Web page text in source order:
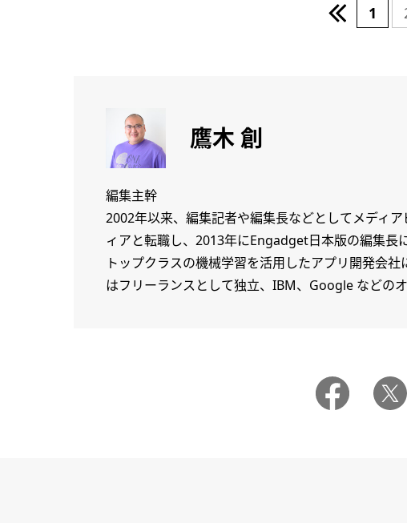
1
鷹木 創
編集主幹
2002年以来、編集記者や編集長などとしてメディ
ィアと転職し、2013年にEngadget日本版の編集長
トップクラスの機械学習を活用したアプリ開発会
はフリーランスとして独立、IBM、Google などの